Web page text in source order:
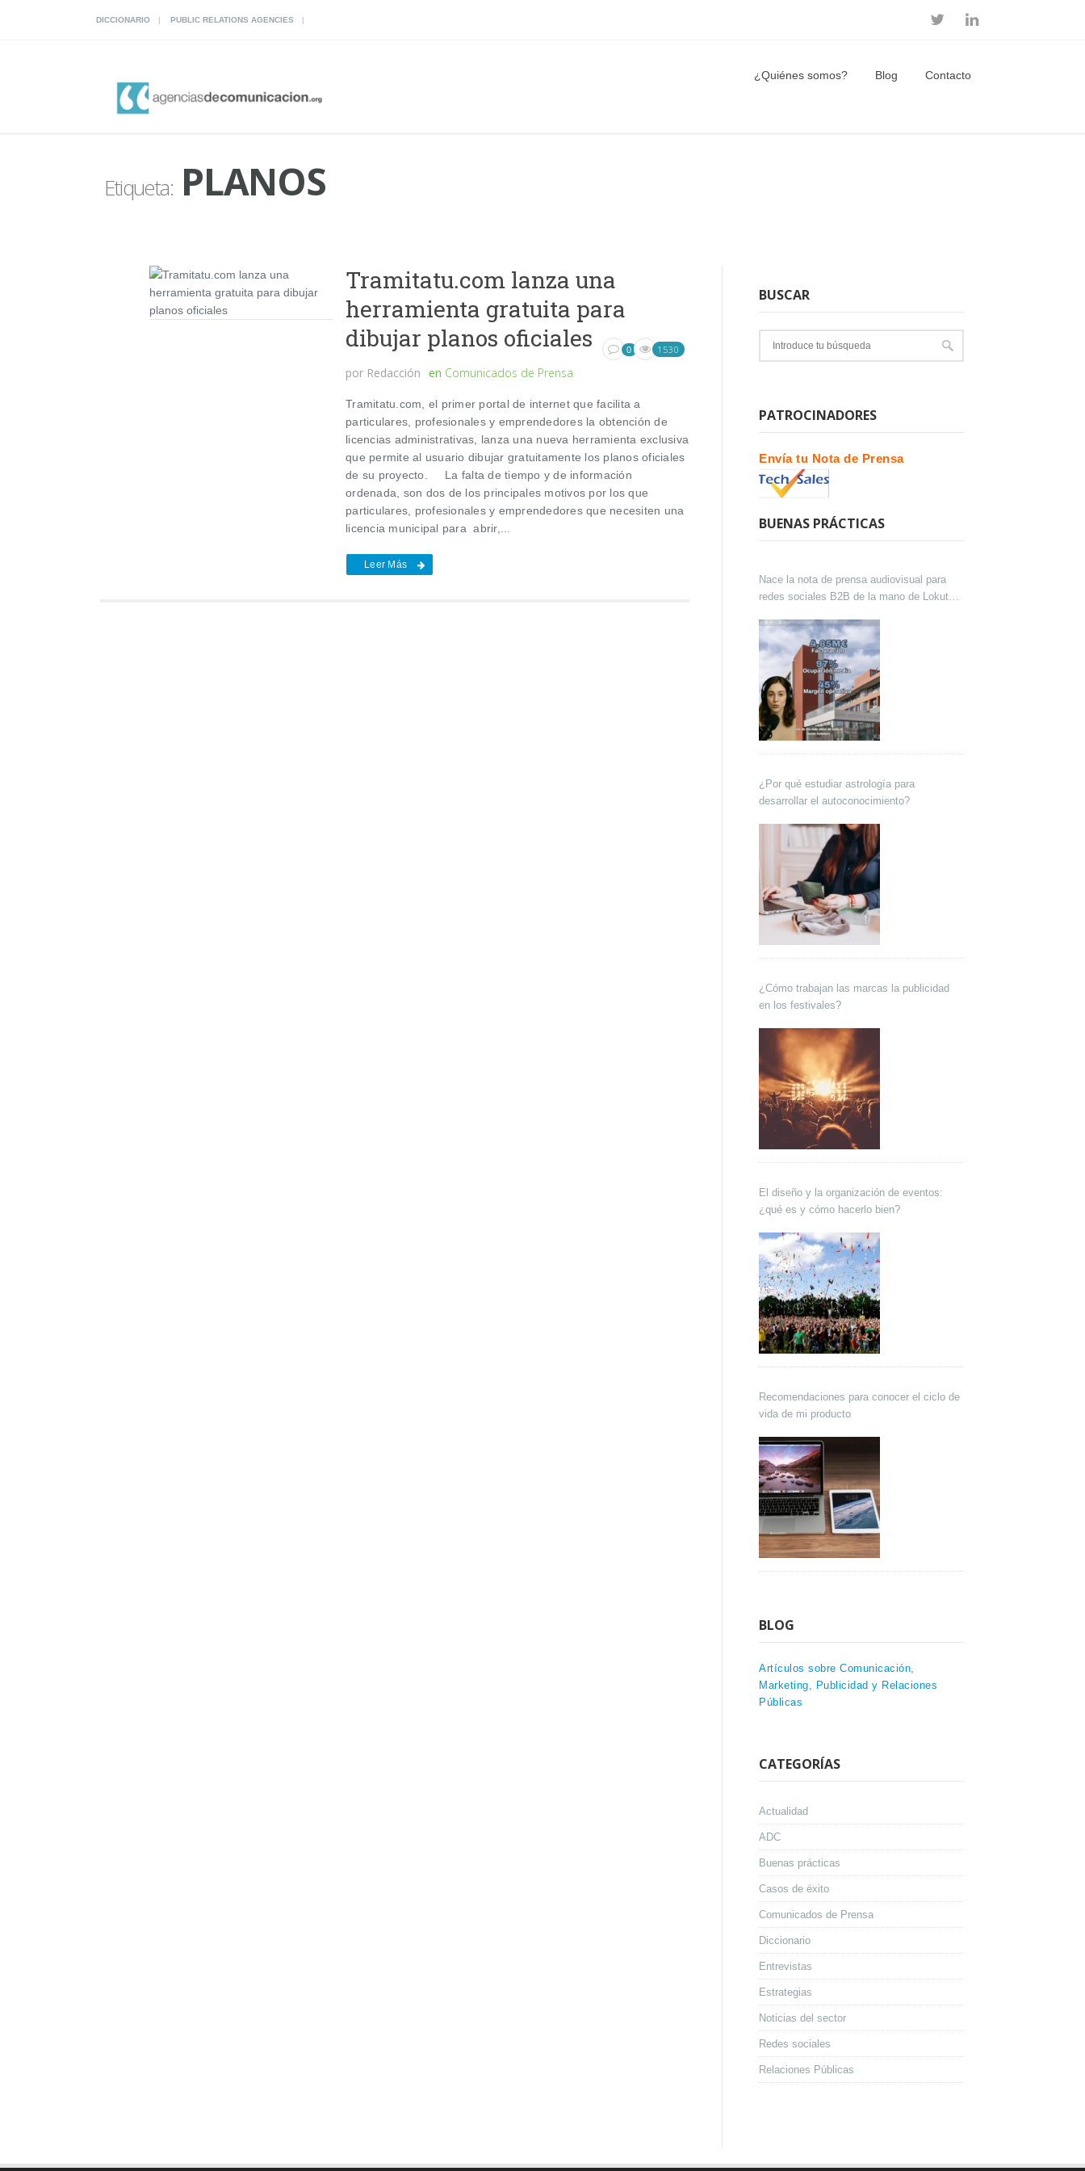
DICCIONARIO PUBLIC RELATIONS AGENCIES
¿Quiénes somos? Blog Contacto
Etiqueta:PLANOS
Tramitatu.com lanza una
herramienta gratuita para
dibujar planos oficiales
por Redacción en Comunicados de Prensa
0 1530
Tramitatu.com, el primer portal de internet que facilita a
particulares, profesionales y emprendedores la obtención de
licencias administrativas, lanza una nueva herramienta exclusiva
que permite al usuario dibujar gratuitamente los planos oficiales
de su proyecto. La falta de tiempo y de información
ordenada, son dos de los principales motivos por los que
particulares, profesionales y emprendedores que necesiten una
licencia municipal para abrir,...
Leer Más
BUSCAR
PATROCINADORES
Envía tu Nota de Prensa
BUENAS PRÁCTICAS
Nace la nota de prensa audiovisual para
redes sociales B2B de la mano de Lokutor
¿Por qué estudiar astrología para
desarrollar el autoconocimiento?
¿Cómo trabajan las marcas la publicidad
en los festivales?
El diseño y la organización de eventos:
¿qué es y cómo hacerlo bien?
Recomendaciones para conocer el ciclo de
vida de mi producto
BLOG
Artículos sobre Comunicación,
Marketing, Publicidad y Relaciones
Públicas
CATEGORÍAS
Actualidad
ADC
Buenas prácticas
Casos de éxito
Comunicados de Prensa
Diccionario
Entrevistas
Estrategias
Noticias del sector
Redes sociales
Relaciones Públicas